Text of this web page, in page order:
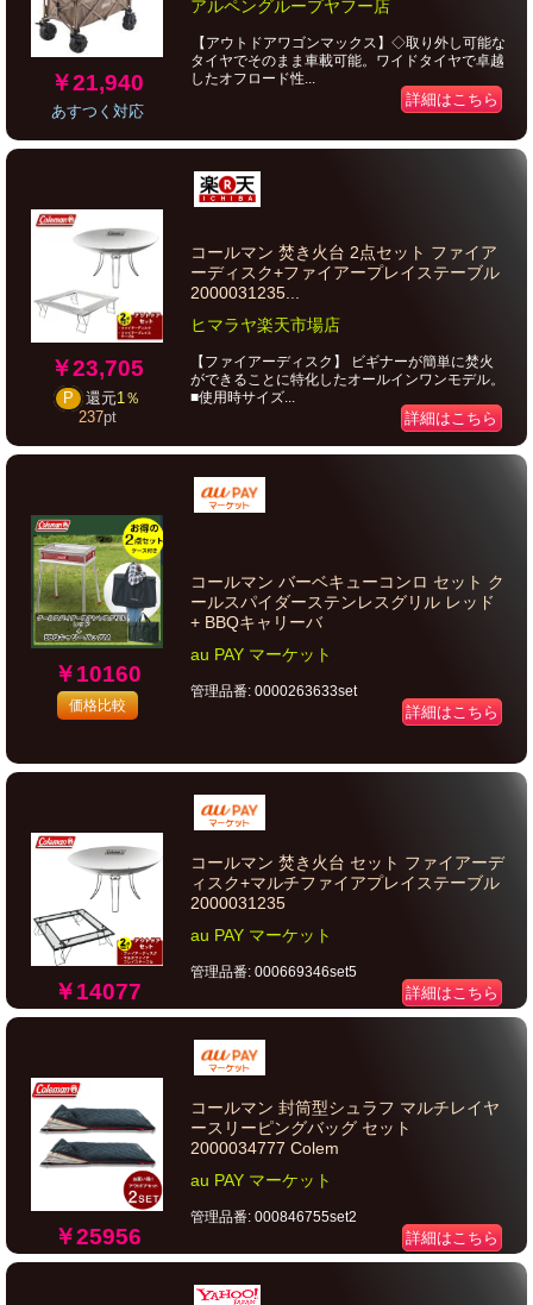
￥21,940
あすつく対応
アルペングループヤフー店
【アウトドアワゴンマックス】◇取り外し可能な
タイヤでそのまま車載可能。ワイドタイヤで卓越
したオフロード性...
詳細はこちら
￥23,705
P 還元1％
237pt
コールマン 焚き火台 2点セット ファイア
ーディスク+ファイアープレイステーブル
2000031235...
ヒマラヤ楽天市場店
【ファイアーディスク】 ビギナーが簡単に焚火
ができることに特化したオールインワンモデル。
■使用時サイズ...
詳細はこちら
￥10160
価格比較
コールマン バーベキューコンロ セット ク
ールスパイダーステンレスグリル レッド
+ BBQキャリーバ
au PAY マーケット
管理品番: 0000263633set
詳細はこちら
￥14077
コールマン 焚き火台 セット ファイアーデ
ィスク+マルチファイアプレイステーブル
2000031235
au PAY マーケット
管理品番: 000669346set5
詳細はこちら
￥25956
コールマン 封筒型シュラフ マルチレイヤ
ースリーピングバッグ セット
2000034777 Colem
au PAY マーケット
管理品番: 000846755set2
詳細はこちら